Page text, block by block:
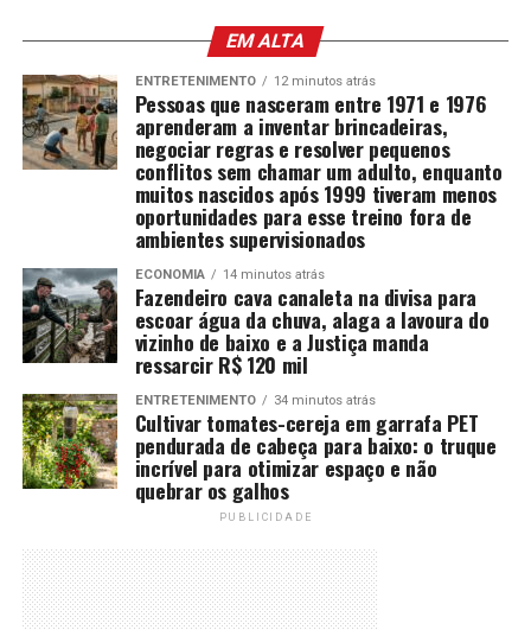
EM ALTA
ENTRETENIMENTO 12 minutos atrás
Pessoas que nasceram entre 1971 e 1976
aprenderam a inventar brincadeiras,
negociar regras e resolver pequenos
conflitos sem chamar um adulto, enquanto
muitos nascidos após 1999 tiveram menos
oportunidades para esse treino fora de
ambientes supervisionados
ECONOMIA 14 minutos atrás
Fazendeiro cava canaleta na divisa para
escoar água da chuva, alaga a lavoura do
vizinho de baixo e a Justiça manda
ressarcir R$ 120 mil
ENTRETENIMENTO 34 minutos atrás
Cultivar tomates-cereja em garrafa PET
pendurada de cabeça para baixo: o truque
incrível para otimizar espaço e não
quebrar os galhos
PUBLICIDADE